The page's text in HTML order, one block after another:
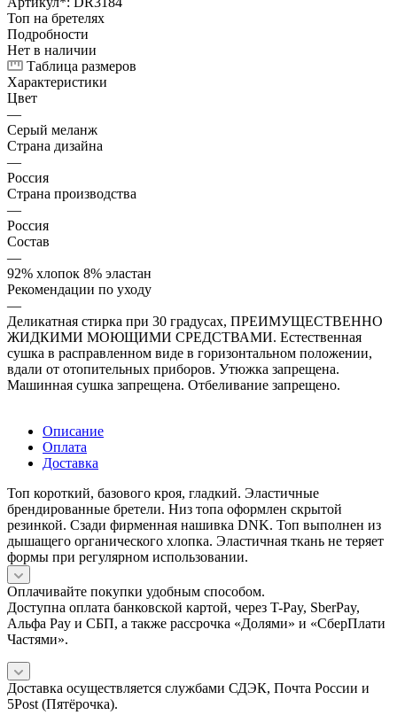
Топ на бретелях
Подробности
Нет в наличии
Таблица размеров
Характеристики
Цвет
—
Серый меланж
Страна дизайна
—
Россия
Страна производства
—
Россия
Состав
—
92% хлопок 8% эластан
Рекомендации по уходу
—
Деликатная стирка при 30 градусах, ПРЕИМУЩЕСТВЕННО
ЖИДКИМИ МОЮЩИМИ СРЕДСТВАМИ. Естественная
сушка в расправленном виде в горизонтальном положении,
вдали от отопительных приборов. Утюжка запрещена.
Машинная сушка запрещена. Отбеливание запрещено.
Описание
Оплата
Доставка
Топ короткий, базового кроя, гладкий. Эластичные
брендированные бретели. Низ топа оформлен скрытой
резинкой. Сзади фирменная нашивка DNK. Топ выполнен из
дышащего органического хлопка. Эластичная ткань не теряет
формы при регулярном использовании.
Оплачивайте покупки удобным способом.
Доступна оплата банковской картой, через T-Pay, SberPay,
Альфа Pay и СБП, а также рассрочка «Долями» и «СберПлати
Частями».
Доставка осуществляется службами СДЭК, Почта России и
5Post (Пятёрочка).